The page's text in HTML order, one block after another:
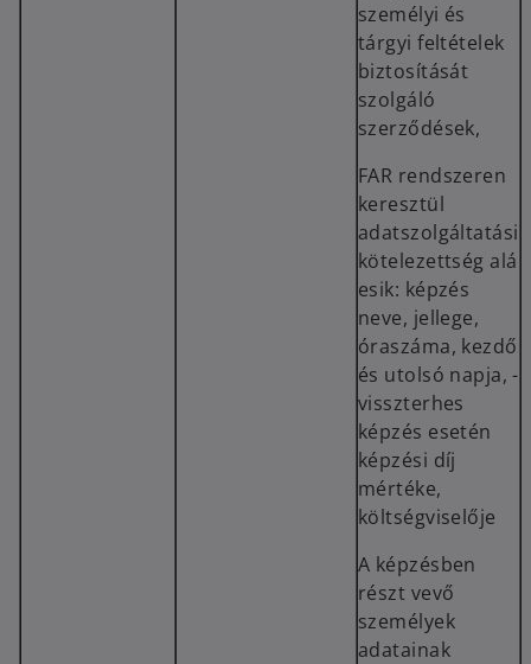
személyi és
tárgyi feltételek
biztosítását
szolgáló
szerződések,
FAR rendszeren
keresztül
adatszolgáltatási
kötelezettség alá
esik: képzés
neve, jellege,
óraszáma, kezdő
és utolsó napja, -
visszterhes
képzés esetén
képzési díj
mértéke,
költségviselője
A képzésben
részt vevő
személyek
adatainak